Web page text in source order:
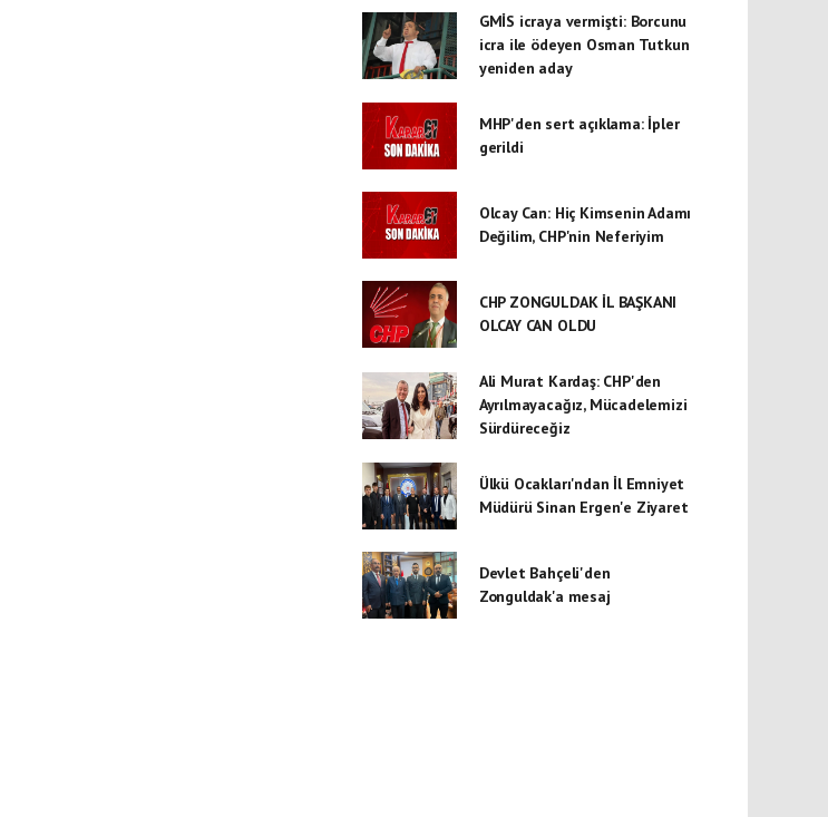
GMİS icraya vermişti: Borcunu
icra ile ödeyen Osman Tutkun
yeniden aday
MHP'den sert açıklama: İpler
gerildi
Olcay Can: Hiç Kimsenin Adamı
Değilim, CHP'nin Neferiyim
CHP ZONGULDAK İL BAŞKANI
OLCAY CAN OLDU
Ali Murat Kardaş: CHP'den
Ayrılmayacağız, Mücadelemizi
Sürdüreceğiz
Ülkü Ocakları'ndan İl Emniyet
Müdürü Sinan Ergen'e Ziyaret
Devlet Bahçeli'den
Zonguldak'a mesaj